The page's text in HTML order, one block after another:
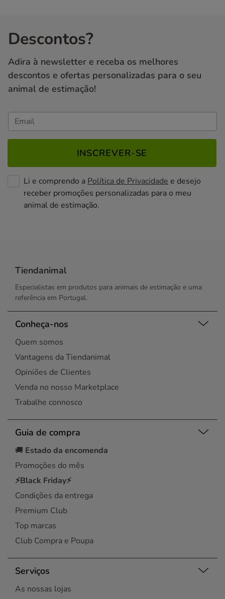
Descontos?
Adira à newsletter e receba os melhores
descontos e ofertas personalizadas para o seu
animal de estimação!
INSCREVER-SE
Li e comprendo aPolítica de Privacidadee desejo
receber promoções personalizadas para o meu
animal de estimação.
Tiendanimal
Especialistas em produtos para animais de estimação e uma
referência em Portugal.
Conheça-nos
Quem somos
Vantagens da Tiendanimal
Opiniões de Clientes
Venda no nosso Marketplace
Trabalhe connosco
Guia de compra
🚚 Estado da encomenda
Promoções do mês
⚡Black Friday⚡
Condições da entrega
Premium Club
Top marcas
Club Compra e Poupa
Serviços
As nossas lojas